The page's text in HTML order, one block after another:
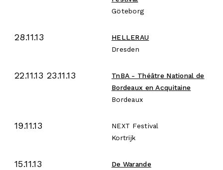
Göteborg
28.11.13
HELLERAU
Dresden
22.11.13 23.11.13
TnBA - Théâtre National de
Bordeaux en Acquitaine
Bordeaux
19.11.13
NEXT Festival
Kortrijk
15.11.13
De Warande